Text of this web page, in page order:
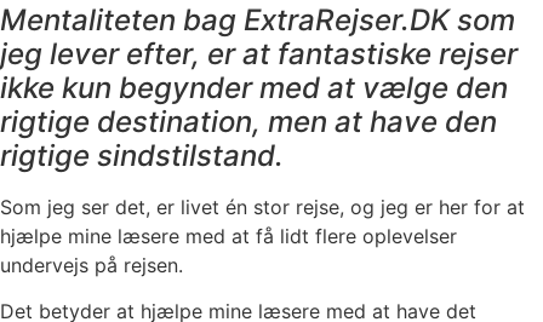
Mentaliteten bag ExtraRejser.DK som
jeg lever efter, er at fantastiske rejser
ikke kun begynder med at vælge den
rigtige destination, men at have den
rigtige sindstilstand.
Som jeg ser det, er livet én stor rejse, og jeg er her for at
hjælpe mine læsere med at få lidt flere oplevelser
undervejs på rejsen.
Det betyder at hjælpe mine læsere med at have det